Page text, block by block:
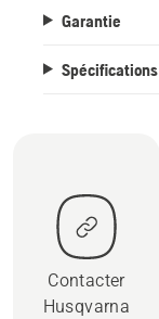
Garantie
Spécifications
Contacter
Husqvarna